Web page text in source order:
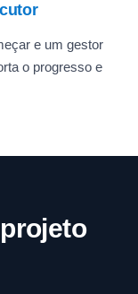
e um gestor
o progresso e